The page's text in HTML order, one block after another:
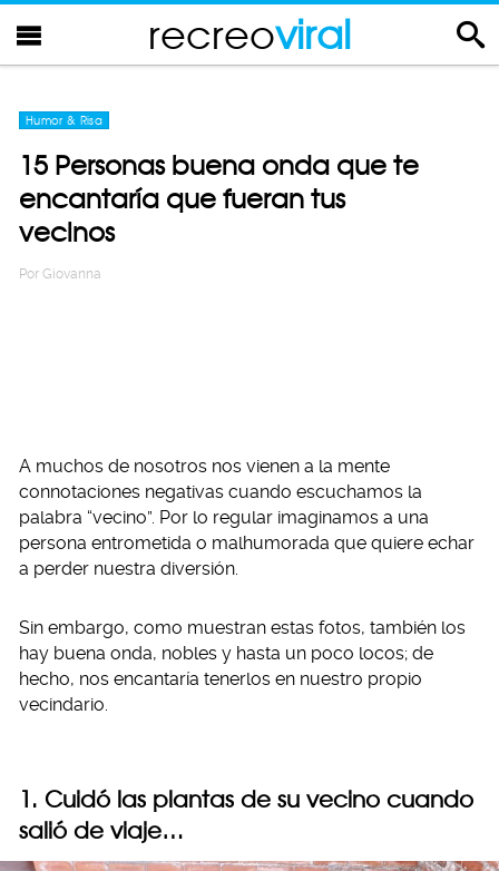
recreoviral
Humor & Risa
15 Personas buena onda que te
encantaría que fueran tus
vecinos
Por Giovanna
A muchos de nosotros nos vienen a la mente
connotaciones negativas cuando escuchamos la
palabra “vecino”. Por lo regular imaginamos a una
persona entrometida o malhumorada que quiere echar
a perder nuestra diversión.
Sin embargo, como muestran estas fotos, también los
hay buena onda, nobles y hasta un poco locos; de
hecho, nos encantaría tenerlos en nuestro propio
vecindario.
1. Cuidó las plantas de su vecino cuando
salió de viaje…